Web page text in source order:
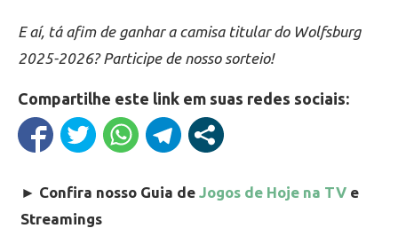
E aí, tá afim de ganhar a camisa titular do Wolfsburg
2025-2026? Participe de nosso sorteio!
Compartilhe este link em suas redes sociais:
► Confira nosso Guia de Jogos de Hoje na TV e
Streamings